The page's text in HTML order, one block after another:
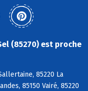
(85270) est proche
85220 La
85150 Vairé, 85220